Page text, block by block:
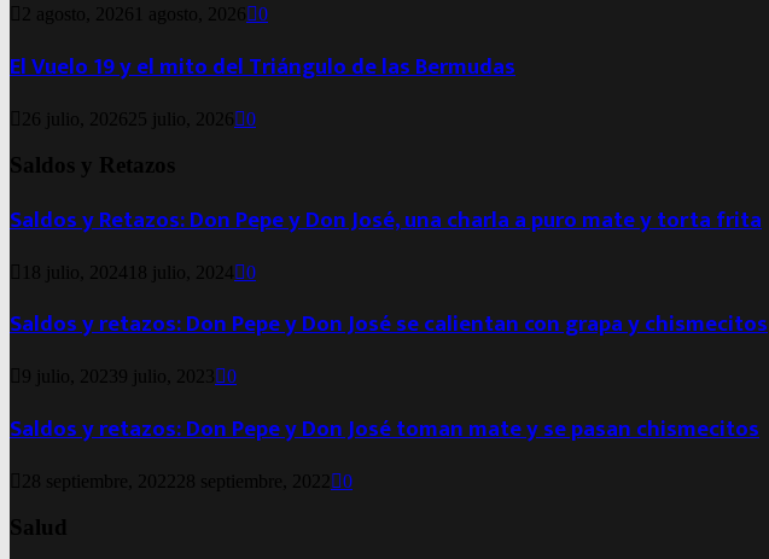
2 agosto, 2026 1 agosto, 2026 0
El Vuelo 19 y el mito del Triángulo de las Bermudas
26 julio, 2026 25 julio, 2026 0
Saldos y Retazos
Saldos y Retazos: Don Pepe y Don José, una charla a puro mate y torta frita
18 julio, 2024 18 julio, 2024 0
Saldos y retazos: Don Pepe y Don José se calientan con grapa y chismecitos
9 julio, 20239 julio, 2023 0
Saldos y retazos: Don Pepe y Don José toman mate y se pasan chismecitos
28 septiembre, 2022 28 septiembre, 2022 0
Salud